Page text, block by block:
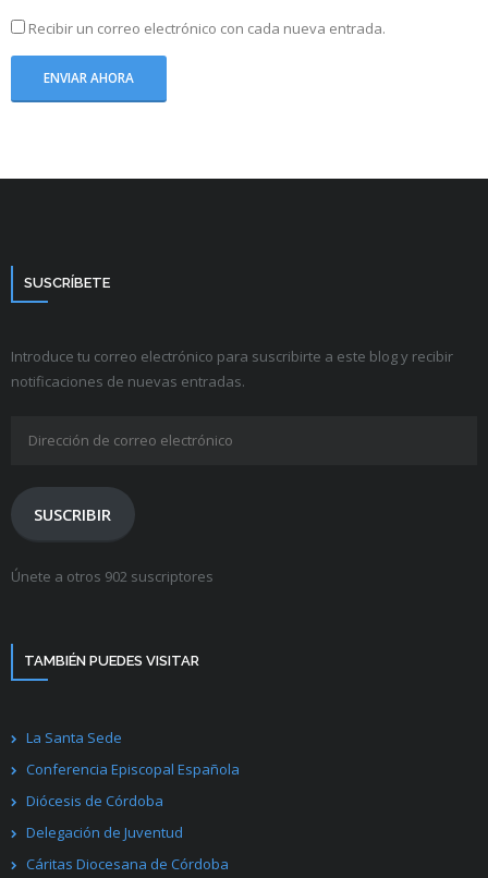
Recibir un correo electrónico con cada nueva entrada.
SUSCRÍBETE
Introduce tu correo electrónico para suscribirte a este blog y recibir
notificaciones de nuevas entradas.
electrónico
SUSCRIBIR
Únete a otros 902 suscriptores
TAMBIÉN PUEDES VISITAR
La Santa Sede
Conferencia Episcopal Española
Diócesis de Córdoba
Delegación de Juventud
Cáritas Diocesana de Córdoba